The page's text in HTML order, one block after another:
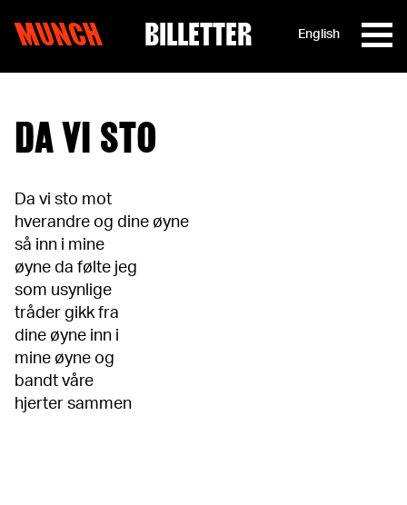
MUNCH BILLETTER English
DA VI STO
Da vi sto mot
hverandre og dine øyne
så inn i mine
øyne da følte jeg
som usynlige
tråder gikk fra
dine øyne inn i
mine øyne og
bandt våre
hjerter sammen